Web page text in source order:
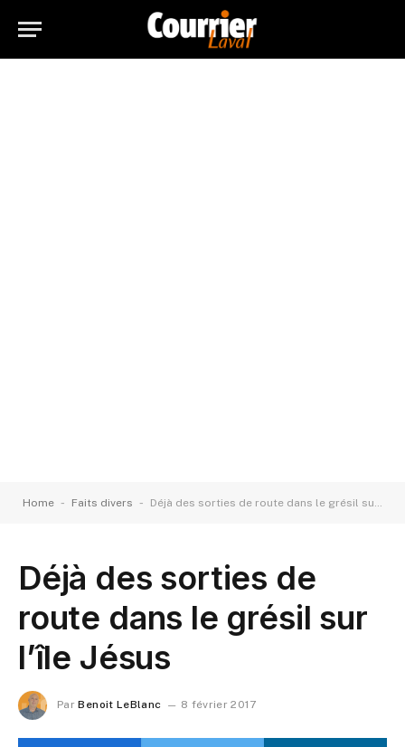
Home - Faits divers - Déjà des sorties de route dans le grésil sur l’île Jésus
Déjà des sorties de
route dans le grésil sur
l’île Jésus
Par Benoit LeBlanc 8 février 2017